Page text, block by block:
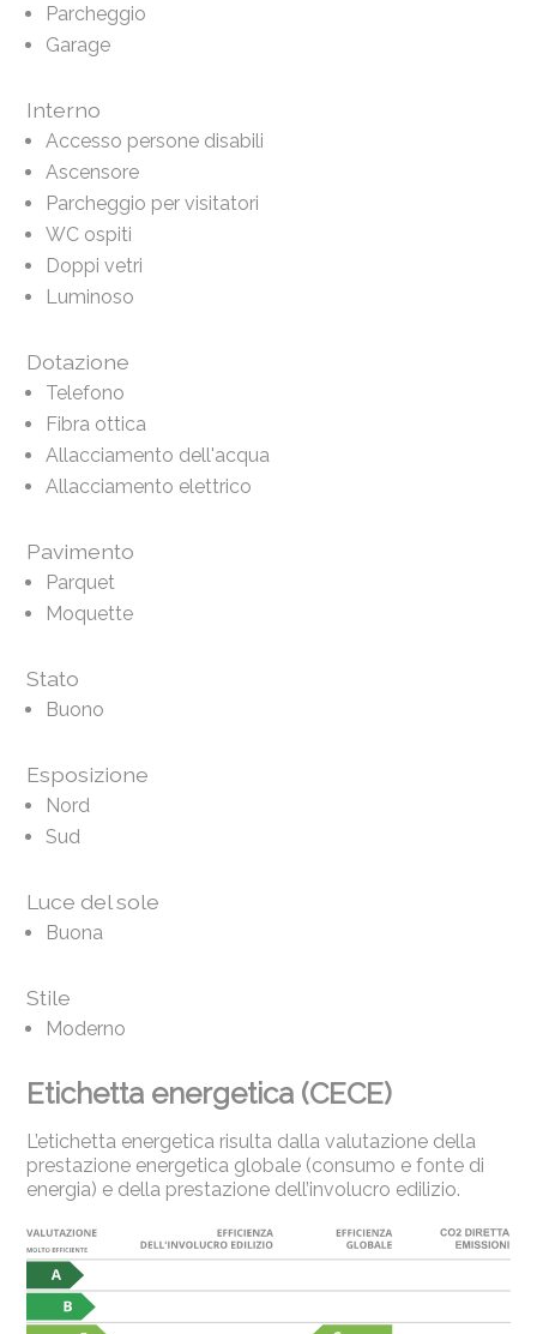
Parcheggio
Garage
Interno
Accesso persone disabili
Ascensore
Parcheggio per visitatori
WC ospiti
Doppi vetri
Luminoso
Dotazione
Telefono
Fibra ottica
Allacciamento dell'acqua
Allacciamento elettrico
Pavimento
Parquet
Moquette
Stato
Buono
Esposizione
Nord
Sud
Luce del sole
Buona
Stile
Moderno
Etichetta energetica (CECE)
L’etichetta energetica risulta dalla valutazione della
prestazione energetica globale (consumo e fonte di
energia) e della prestazione dell’involucro edilizio.